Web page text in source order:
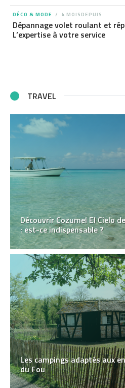
DÉCO & MODE 4 MOISDEPUIS
Dépannage volet roulant et
L’expertise à votre service
TRAVEL
Découvrir Cozumel El Cielo
: est-ce indispensable ?
Les campings adaptés aux
du Fou